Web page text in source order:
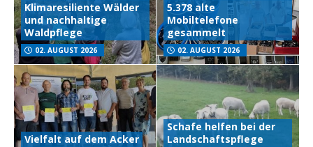
Klimaresiliente Wälder
und nachhaltige
Waldpflege
02. AUGUST 2026
5.378 alte
Mobiltelefone
gesammelt
02. AUGUST 2026
Vielfalt auf dem Acker
Schafe helfen bei der
Landschaftspflege